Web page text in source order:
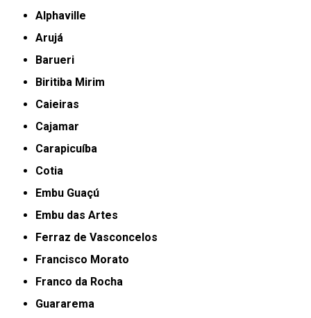
Alphaville
Arujá
Barueri
Biritiba Mirim
Caieiras
Cajamar
Carapicuíba
Cotia
Embu Guaçú
Embu das Artes
Ferraz de Vasconcelos
Francisco Morato
Franco da Rocha
Guararema